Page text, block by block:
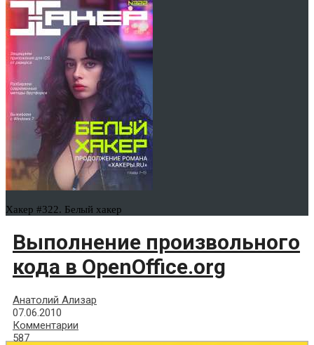
Хакер #322. Белый хакер
Выполнение произвольного
кода в OpenOffice.org
Анатолий Ализар
07.06.2010
Комментарии
587